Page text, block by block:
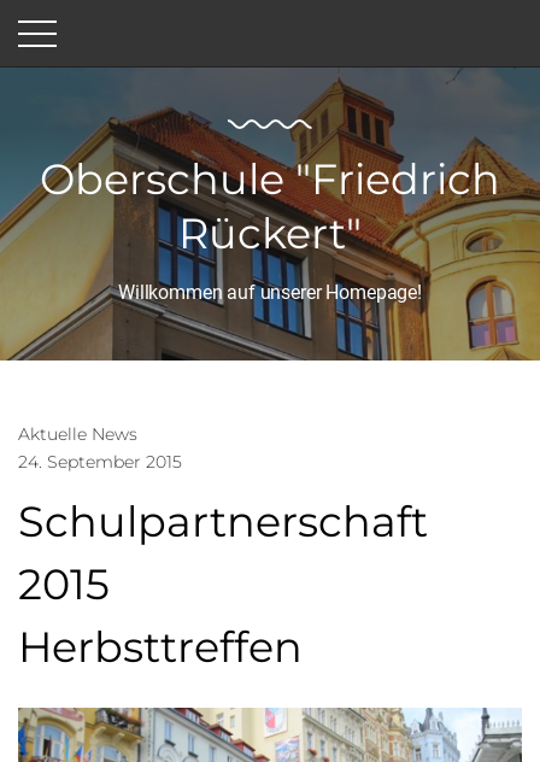
Oberschule "Friedrich
Rückert"
Willkommen auf unserer Homepage!
Aktuelle News
24. September 2015
Schulpartnerschaft
2015
Herbsttreffen